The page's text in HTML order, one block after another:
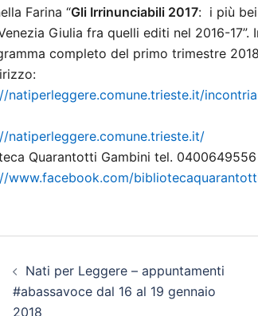
Farina “Gli Irrinunciabili 2017: i più
Giulia fra quelli editi nel 2016-
completo del primo trimestre
natiperleggere.comune.trieste.it/
natiperleggere.comune.trieste.it/
Quarantotti Gambini tel. 0400649556
www.facebook.com/
Nati per Leggere – appuntamenti
#abassavoce dal 16 al 19 gennaio
2018